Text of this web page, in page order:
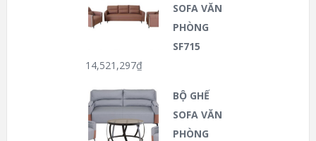
SOFA VĂN
PHÒNG
SF715
14,521,297₫
BỘ GHẾ
SOFA VĂN
PHÒNG